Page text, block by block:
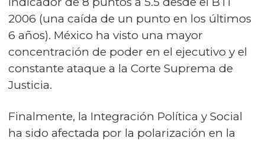
2006 (una caída de un punto en los últimos
6 años). México ha visto una mayor
concentración de poder en el ejecutivo y el
constante ataque a la Corte Suprema de
Justicia.
Finalmente, la Integración Política y Social
ha sido afectada por la polarización en la